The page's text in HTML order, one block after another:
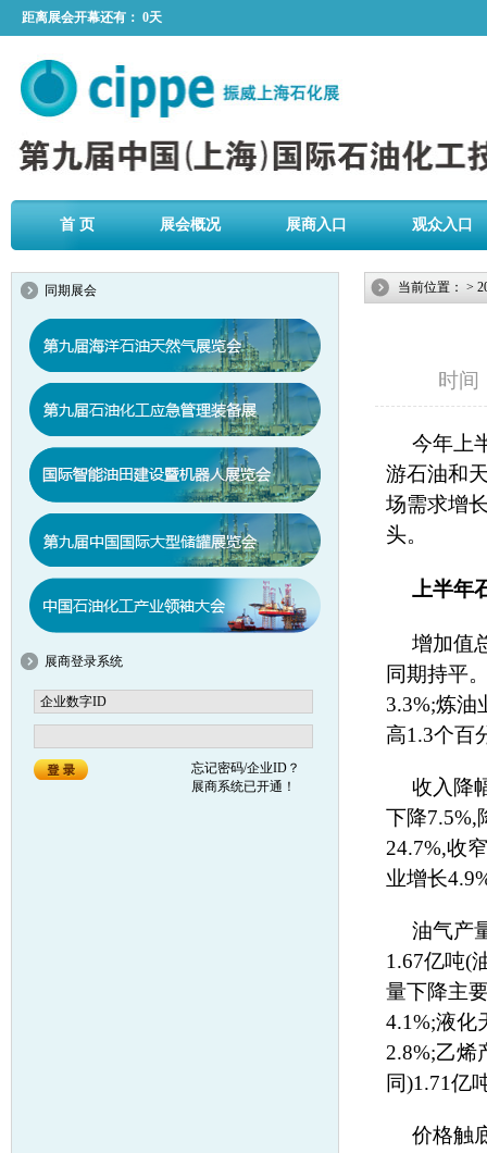
距离展会开幕还有： 0天
首 页 展会概况 展商入口 观众入口
同期展会
展商登录系统
忘记密码/企业ID？
展商系统已开通！
当前位置： >
时间
今年上
游石油和
场需求增
头。
上半年
增加值
同期持平
3.3%;炼油
高1.3个百
收入降
下降7.5%,
24.7%,收
业增长
油气产
1.67亿吨(
量下降主
4.1%;液化
2.8%;乙烯
同)1.71亿
价格触